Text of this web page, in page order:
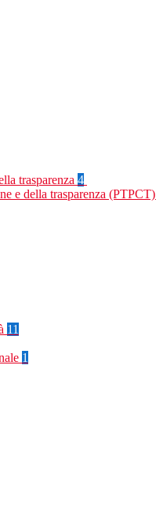
trasparenza 4
e della trasparenza (PTPCT)
11
1